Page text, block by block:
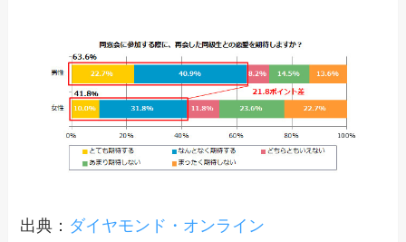
出典： ダイヤモンド・オンライン